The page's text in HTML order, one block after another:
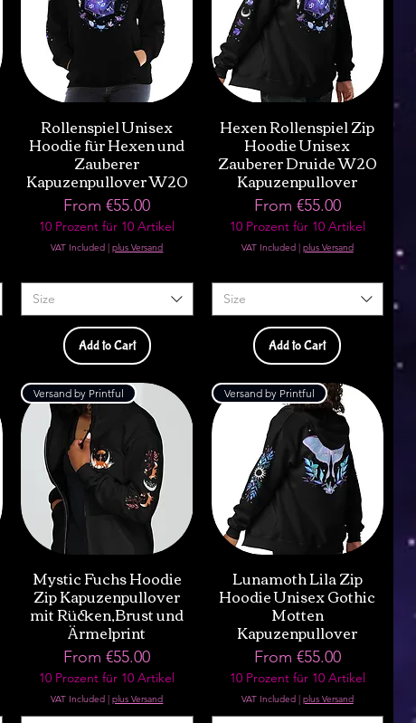
Rollenspiel Unisex
Hoodie für Hexen und
Zauberer
Kapuzenpullover W20
From€55.00
Sale Price
10 Prozent für 10 Artikel
VAT Included |plus Versand
Size
Add to Cart
Hexen Rollenspiel Zip
Hoodie Unisex
Zauberer Druide W20
Kapuzenpullover
From €55.00
Sale Price
10 Prozent für 10 Artikel
VAT Included| plus Versand
Size
Add to Cart
Versand by Printful
Mystic Fuchs Hoodie
Zip Kapuzenpullover
mit Rücken,Brust und
Ärmelprint
From€55.00
Sale Price
10 Prozent für 10 Artikel
VAT Included |plus Versand
Versand by Printful
Lunamoth Lila Zip
Hoodie Unisex Gothic
Motten
Kapuzenpullover
From €55.00
Sale Price
10 Prozent für 10 Artikel
VAT Included plus Versand